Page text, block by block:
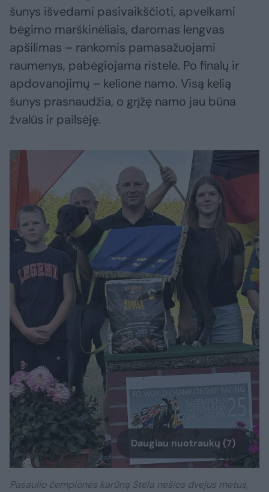
šunys išvedami pasivaikščioti, apvelkami
bėgimo marškinėliais, daromas lengvas
apšilimas – rankomis pamasažuojami
raumenys, pabėgiojama ristele. Po finalų ir
apdovanojimų – kelionė namo. Visą kelią
šunys prasnaudžia, o grįžę namo jau būna
žvalūs ir pailsėję.
Daugiau nuotraukų (7)
Pasaulio čempionės karūną Stela nešios dvejus metus,